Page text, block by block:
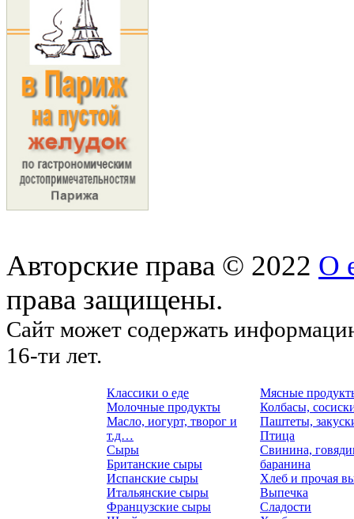
Авторские права © 2022 О
права защищены.
Сайт может содержать
16-ти лет.
Классики о еде
Молочные продукты
Масло, иогурт, творог и
т.д…
Сыры
Британские сыры
Испанские сыры
Итальянские сыры
Французские сыры
Мясные
Колбасы,
Паштеты,
Птица
Свинина,
баранина
Хлеб и прочая
Выпечка
Сладости